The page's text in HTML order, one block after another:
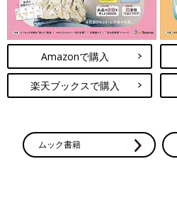
Amazonで購入
楽天ブックスで購入
ムック書籍